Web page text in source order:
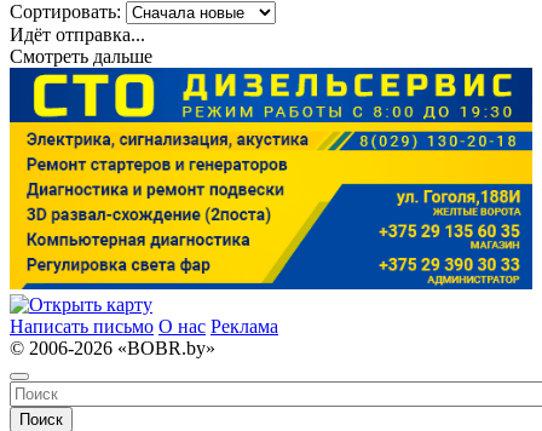
Сортировать:
Идёт отправка...
Смотреть дальше
Написать письмо О нас Реклама
© 2006-2026 «BOBR.by»
Поиск